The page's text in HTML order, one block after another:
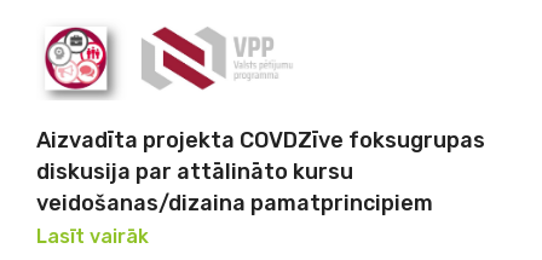
Aizvadīta projekta COVDZīve foksugrupas
diskusija par attālināto kursu
veidošanas/dizaina pamatprincipiem
Lasīt vairāk